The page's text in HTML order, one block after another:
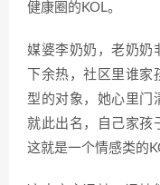
健康圈的KOL。
媒婆李奶奶，老奶奶
下余热，社区里谁
型的对象，她心里门
就此出名，自己家孩
这就是一个情感类的